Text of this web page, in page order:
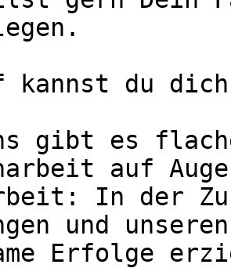
kannst du
gibt es
auf
In der
und
Erfolge